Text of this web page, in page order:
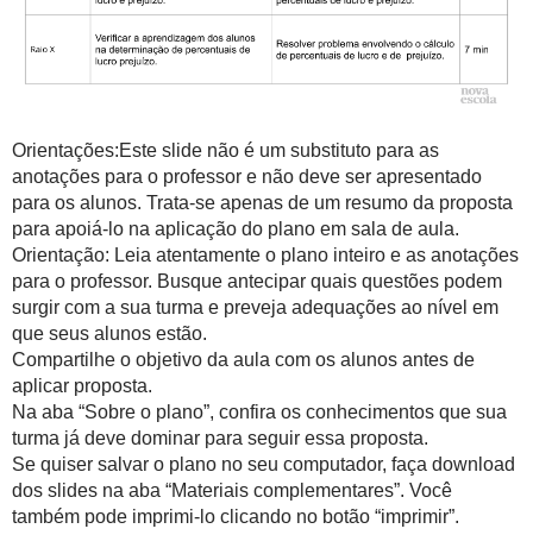
Orientações:Este slide não é um substituto para as
anotações para o professor e não deve ser apresentado
para os alunos. Trata-se apenas de um resumo da proposta
para apoiá-lo na aplicação do plano em sala de aula.
Orientação: Leia atentamente o plano inteiro e as anotações
para o professor. Busque antecipar quais questões podem
surgir com a sua turma e preveja adequações ao nível em
que seus alunos estão.
Compartilhe o objetivo da aula com os alunos antes de
aplicar proposta.
Na aba “Sobre o plano”, confira os conhecimentos que sua
turma já deve dominar para seguir essa proposta.
Se quiser salvar o plano no seu computador, faça download
dos slides na aba “Materiais complementares”. Você
também pode imprimi-lo clicando no botão “imprimir”.